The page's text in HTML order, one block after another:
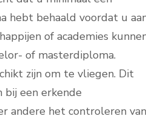
hebt behaald voordat u
of academies
of masterdiploma.
zijn om te vliegen. Dit
een erkende
andere het controleren van